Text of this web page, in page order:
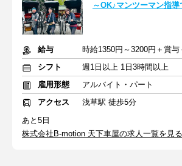
～OK♪マンツーマン指
給与
シフト
週1日以上 1日3時間以上
雇用形態
アルバイト・パート
アクセス
浅草駅 徒歩5分
あと5日
株式会社B-motion 天下車屋の求人一覧を見る